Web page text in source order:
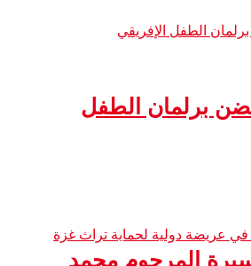
برلمان الطفل
المرحوم محمد